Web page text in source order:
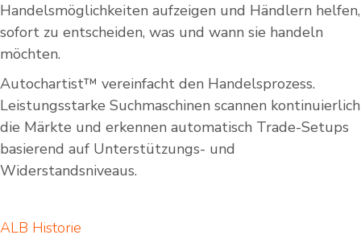
Handelsmöglichkeiten aufzeigen und Händlern helfen,
sofort zu entscheiden, was und wann sie handeln
möchten.
Autochartist™ vereinfacht den Handelsprozess.
Leistungsstarke Suchmaschinen scannen kontinuierlich
die Märkte und erkennen automatisch Trade-Setups
basierend auf Unterstützungs- und
Widerstandsniveaus.
ALB Historie